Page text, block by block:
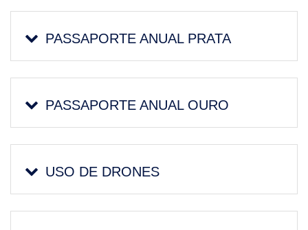
PASSAPORTE ANUAL PRATA
PASSAPORTE ANUAL OURO
USO DE DRONES